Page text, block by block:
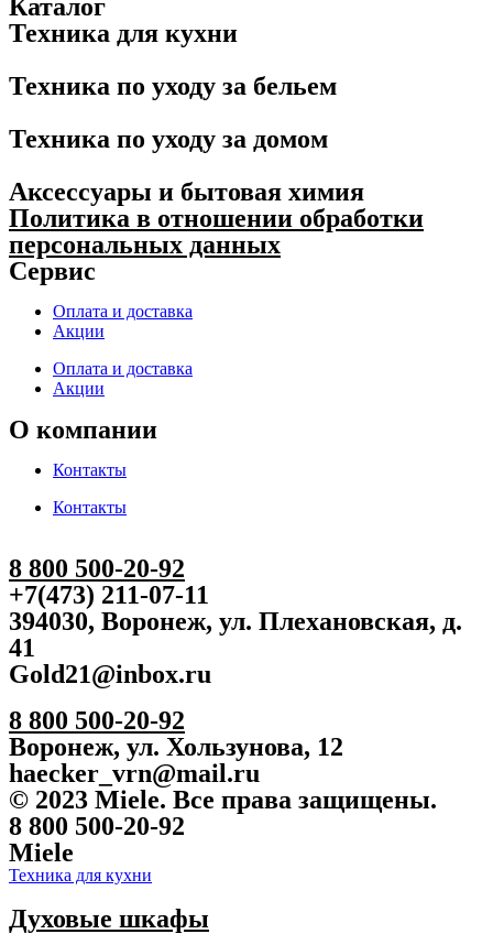
Каталог
Техника для кухни
Техника по уходу за бельем
Техника по уходу за домом
Аксессуары и бытовая химия
Политика в отношении обработки
персональных данных
Сервис
Оплата и доставка
Акции
Оплата и доставка
Акции
О компании
Контакты
Контакты
8 800 500-20-92
+7(473) 211-07-11
394030, Воронеж, ул. Плехановская, д.
41
Gold21@inbox.ru
8 800 500-20-92
Воронеж, ул. Хользунова, 12
haecker_vrn@mail.ru
© 2023 Miele. Все права защищены.
8 800 500-20-92
Miele
Техника для кухни
Духовые шкафы